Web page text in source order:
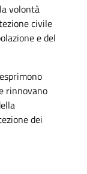
volontà
civile
e del
rinnovano
dei